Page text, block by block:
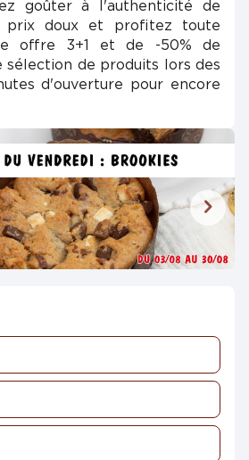
goûter à l'authenticité de
prix doux et profitez toute
offre 3+1 et de -50% de
sélection de produits lors des
d'ouverture pour encore